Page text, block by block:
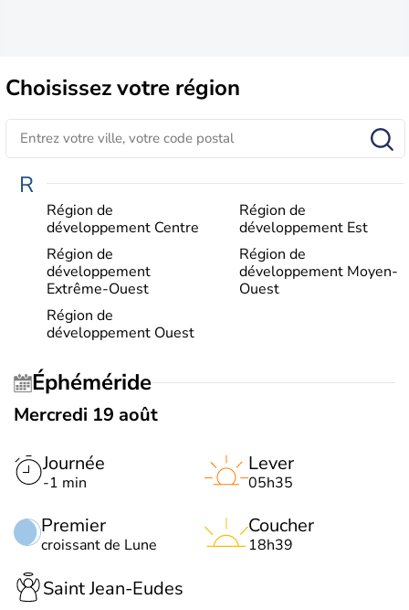
Choisissezvotre région
R
Région de
développement Centre
Région de
développement Est
Région de
développement
Extrême-Ouest
Région de
développement Moyen-
Ouest
Région de
développement Ouest
Éphéméride
Mercredi 19 août
Journée
-1 min
Premier
croissant de Lune
Lever
05h35
Coucher
18h39
Saint Jean-Eudes